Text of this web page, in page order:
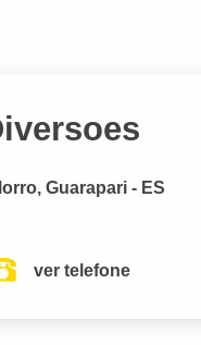
Guarapari - ES
ver telefone